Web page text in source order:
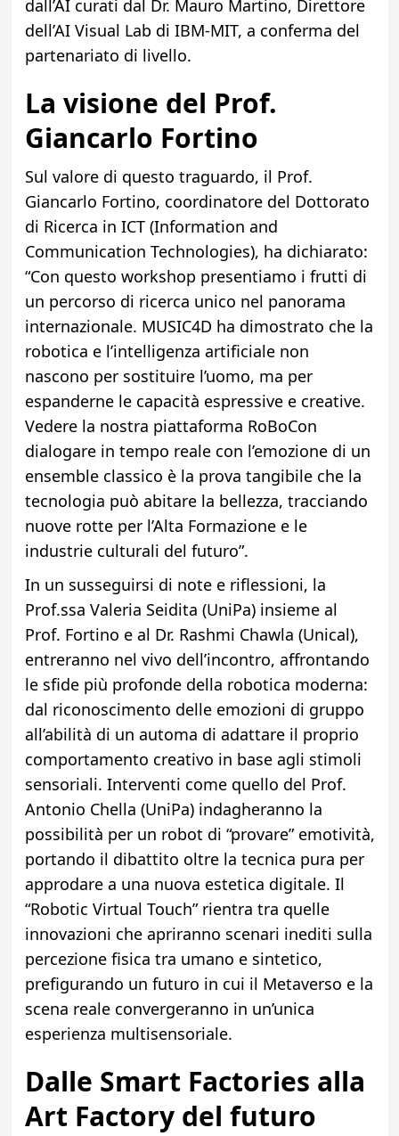
dall’AI curati dal Dr. Mauro Martino, Direttore
dell’AI Visual Lab di IBM-MIT, a conferma del
partenariato di livello.
La visione del Prof.
Giancarlo Fortino
Sul valore di questo traguardo, il Prof.
Giancarlo Fortino, coordinatore del Dottorato
di Ricerca in ICT (Information and
Communication Technologies), ha dichiarato:
“Con questo workshop presentiamo i frutti di
un percorso di ricerca unico nel panorama
internazionale. MUSIC4D ha dimostrato che la
robotica e l’intelligenza artificiale non
nascono per sostituire l’uomo, ma per
espanderne le capacità espressive e creative.
Vedere la nostra piattaforma RoBoCon
dialogare in tempo reale con l’emozione di un
ensemble classico è la prova tangibile che la
tecnologia può abitare la bellezza, tracciando
nuove rotte per l’Alta Formazione e le
industrie culturali del futuro”.
In un susseguirsi di note e riflessioni, la
Prof.ssa Valeria Seidita (UniPa) insieme al
Prof. Fortino e al Dr. Rashmi Chawla (Unical),
entreranno nel vivo dell’incontro, affrontando
le sfide più profonde della robotica moderna:
dal riconoscimento delle emozioni di gruppo
all’abilità di un automa di adattare il proprio
comportamento creativo in base agli stimoli
sensoriali. Interventi come quello del Prof.
Antonio Chella (UniPa) indagheranno la
possibilità per un robot di “provare” emotività,
portando il dibattito oltre la tecnica pura per
approdare a una nuova estetica digitale. Il
“Robotic Virtual Touch” rientra tra quelle
innovazioni che apriranno scenari inediti sulla
percezione fisica tra umano e sintetico,
prefigurando un futuro in cui il Metaverso e la
scena reale convergeranno in un’unica
esperienza multisensoriale.
Dalle Smart Factories alla
Art Factory del futuro